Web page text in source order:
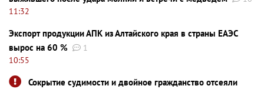
11:32
Экспорт продукции АПК из Алтайского края в страны ЕАЭС
вырос на 60 %
1
10:55
Сокрытие судимости и двойное гражданство отсеяли